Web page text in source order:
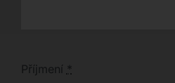
Příjmení *